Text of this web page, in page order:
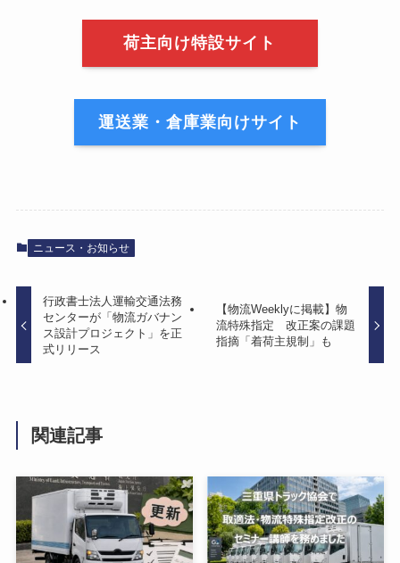
荷主向け特設サイト
運送業・倉庫業向けサイト
ニュース・お知らせ
行政書士法人運輸交通法務
センターが「物流ガバナン
ス設計プロジェクト」を正
式リリース
【物流Weeklyに掲載】物
流特殊指定 改正案の課題
指摘「着荷主規制」も
関連記事